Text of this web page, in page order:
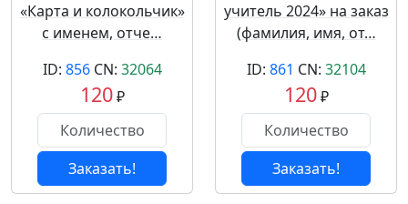
«Карта и колокольчик»
с именем, отче…
ID: 856CN: 32064
120₽
Заказать!
учитель 2024» на заказ
(фамилия, имя, от…
ID: 861 CN: 32104
120₽
Заказать!